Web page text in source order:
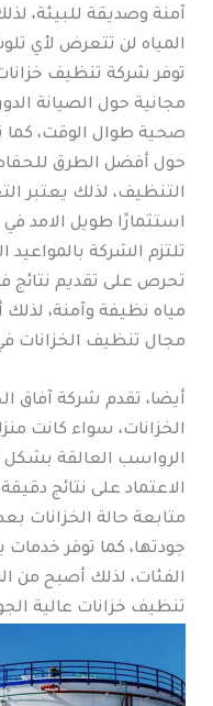
آمنة وصديقة للبيئة،
المياه لن تتعرض لأي
توفر شركة تنظيف
مجانية حول الصيانة
صحية طوال الوقت، كما
حول أفضل الطرق
التنظيف، لذلك يعتبر
استثمارًا طويل الامد
تلتزم الشركة بالمواعيد
تحرص على تقديم نتائج
مياه نظيفة وآمنة،
مجال تنظيف الخزانات
أيضا، تقدم شركة آفاق
الخزانات، سواء كانت
الرواسب العالقة بشكل
الاعتماد على نتائج
متابعة حالة الخزانات
جودتها، كما توفر
الفئات، لذلك أصبح
تنظيف خزانات عالية